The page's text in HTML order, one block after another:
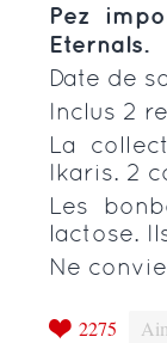
Pez
Eternals.
Date de
Inclus 2
La
Ikaris. 2
Les
lactose.
Ne
2275